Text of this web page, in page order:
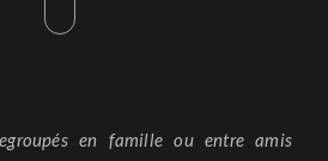
en famille ou entre amis